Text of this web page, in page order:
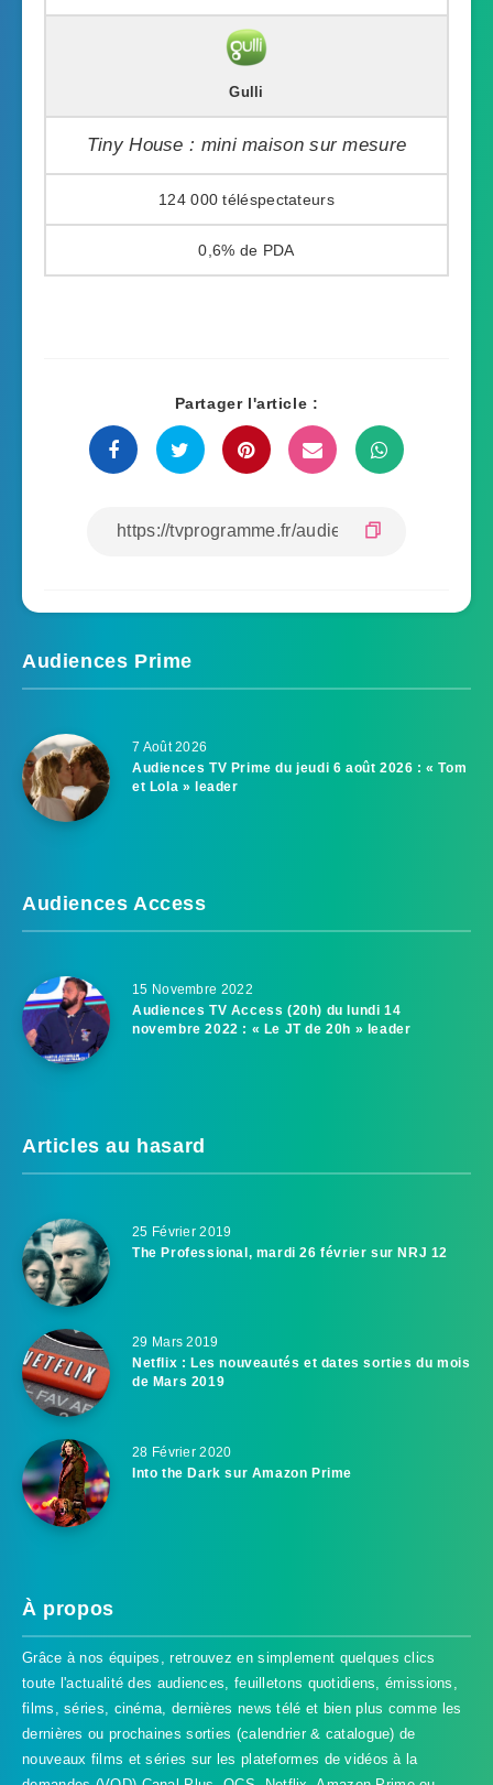
Gulli
Tiny House : mini maison sur mesure
124 000
0,6%
Partager l'article :
Audiences Prime
7 Août 2026
Audiences TV Prime du jeudi 6 août 2026 : « Tom
et Lola » leader
Audiences Access
15 Novembre 2022
Audiences TV Access (20h) du lundi 14
novembre 2022 : « Le JT de 20h » leader
Articles au hasard
25 Février 2019
The Professional, mardi 26 février sur NRJ 12
29 Mars 2019
Netflix : Les nouveautés et dates sorties du mois
de Mars 2019
28 Février 2020
Into the Dark sur Amazon Prime
À propos
Grâce à nos équipes, retrouvez en simplement quelques clics
toute l'actualité des audiences, feuilletons quotidiens, émissions,
films, séries, cinéma, dernières news télé et bien plus comme les
dernières ou prochaines sorties (calendrier & catalogue) de
nouveaux films et séries sur les plateformes de vidéos à la